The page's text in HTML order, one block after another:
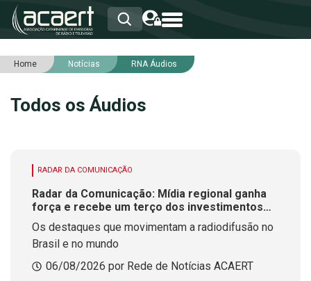
HOME
ASSOCIADOS
SERVIÇOS
Home Notícias RNA Áudios
Todos os Áudios
RADAR DA COMUNICAÇÃO
Radar da Comunicação: Mídia regional ganha
força e recebe um terço dos investimentos
publicitários no Brasil
Os destaques que movimentam a radiodifusão no
Brasil e no mundo
06/08/2026 por Rede de Notícias ACAERT